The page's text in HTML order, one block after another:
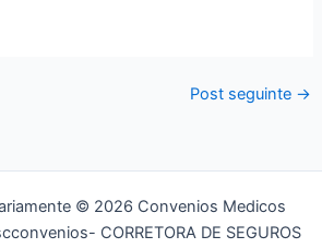
Post seguinte →
© 2026 Convenios Medicos
CORRETORA DE SEGUROS